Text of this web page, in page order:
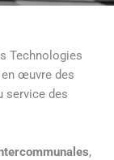
Technologies
œuvre des
service des
,